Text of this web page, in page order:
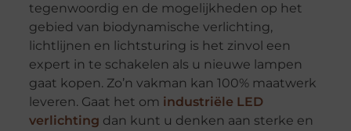
tegenwoordig en de mogelijkheden op het
gebied van biodynamische verlichting,
lichtlijnen en lichtsturing is het zinvol een
expert in te schakelen als u nieuwe lampen
gaat kopen. Zo’n vakman kan 100% maatwerk
leveren. Gaat het om industriële LED
verlichting dan kunt u denken aan sterke en